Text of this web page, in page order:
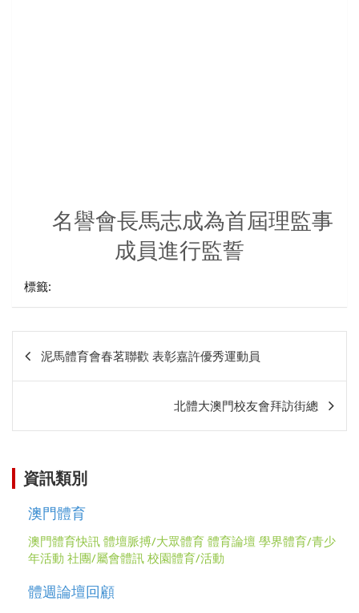
名譽會長馬志成為首屆理監事
成員進行監誓
標籤:
章
泥馬體育會春茗聯歡 表彰嘉許優秀運動員
北體大澳門校友會拜訪街總
資訊類別
澳門體育
澳門體育快訊 體壇脈搏/大眾體育 體育論壇 學界體育/青少
年活動 社團/屬會體訊 校園體育/活動
體週論壇回顧